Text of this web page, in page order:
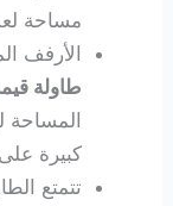
مساحة
الأرفف
طاولة
المساحة
كبيرة
تتمتع